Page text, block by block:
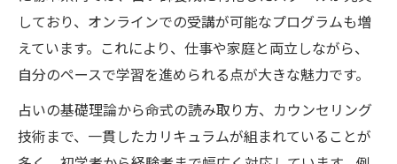
しており、オンラインでの受講が可能なプログラムも増
えています。これにより、仕事や家庭と両立しながら、
自分のペースで学習を進められる点が大きな魅力です。
占いの基礎理論から命式の読み取り方、カウンセリング
技術まで、一貫したカリキュラムが組まれていることが